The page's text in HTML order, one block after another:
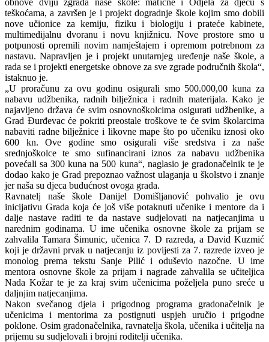
teškoćama, a završen je i projekt dogradnje škole kojim smo dobili
nove učionice za kemiju, fiziku i biologiju i prateće kabinete,
multimedijalnu dvoranu i novu knjižnicu. Nove prostore smo u
potpunosti opremili novim namještajem i opremom potrebnom za
nastavu. Napravljen je i projekt unutarnjeg uređenje naše škole, a
rada se i projekti energetske obnove za sve zgrade područnih škola“,
istaknuo je.
„U proračunu za ovu godinu osigurali smo 500.000,00 kuna za
nabavu udžbenika, radnih bilježnica i radnih materijala. Kako je
najavljeno država će svim osnovnoškolcima osigurati udžbenike, a
Grad Đurđevac će pokriti preostale troškove te će svim školarcima
nabaviti radne bilježnice i likovne mape što po učeniku iznosi oko
600 kn. Ove godine smo osigurali više sredstva i za naše
srednjoškolce te smo sufinancirani iznos za nabavu udžbenika
povećali sa 300 kuna na 500 kuna“, naglasio je gradonačelnik te je
dodao kako je Grad prepoznao važnost ulaganja u školstvo i znanje
jer naša su djeca budućnost ovoga grada.
Ravnatelj naše škole Danijel Domišljanović pohvalio je ovu
inicijativu Grada koja će još više potaknuti učenike i mentore da i
dalje nastave raditi te da nastave sudjelovati na natjecanjima u
narednim godinama. U ime učenika osnovne škole za prijam se
zahvalila Tamara Šimunic, učenica 7. D razreda, a David Kuzmić
koji je državni prvak u natjecanju iz povijesti za 7. razrede izveo je
monolog prema tekstu Sanje Pilić i oduševio nazočne. U ime
mentora osnovne škole za prijam i nagrade zahvalila se učiteljica
Nada Kožar te je za kraj svim učenicima poželjela puno sreće u
daljnjim natjecanjima.
Nakon svečanog djela i prigodnog programa gradonačelnik je
učenicima i mentorima za postignuti uspjeh uručio i prigodne
poklone. Osim gradonačelnika, ravnatelja škola, učenika i učitelja na
prijemu su sudjelovali i brojni roditelji učenika.